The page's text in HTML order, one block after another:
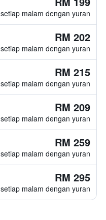
setiap malam dengan yuran
RM 202
setiap malam dengan yuran
RM 215
setiap malam dengan yuran
RM 209
setiap malam dengan yuran
RM 259
setiap malam dengan yuran
RM 295
setiap malam dengan yuran